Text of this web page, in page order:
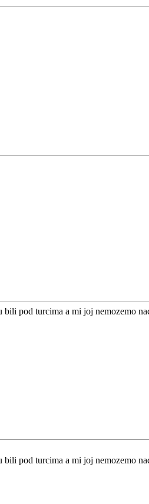
pod turcima a mi joj nemozemo
pod turcima a mi joj nemozemo